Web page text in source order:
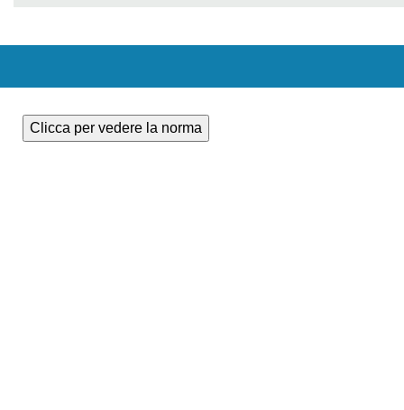
Clicca per vedere la norma